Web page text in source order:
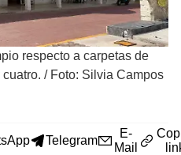
respecto a carpetas de
/ Foto: Silvia Campos
Telegram
E-
Mail